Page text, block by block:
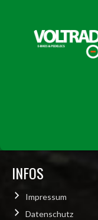
INFOS
Impressum
Datenschutz